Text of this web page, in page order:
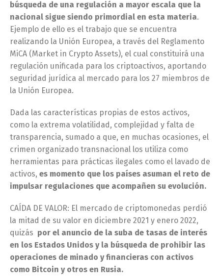
búsqueda de una regulación a mayor escala que la
nacional sigue siendo primordial en esta materia.
Ejemplo de ello es el trabajo que se encuentra
realizando la Unión Europea, a través del Reglamento
MiCA (Market in Crypto Assets), el cual constituirá una
regulación unificada para los criptoactivos, aportando
seguridad jurídica al mercado para los 27 miembros de
la Unión Europea.
Dada las características propias de estos activos,
como la extrema volatilidad, complejidad y falta de
transparencia, sumado a que, en muchas ocasiones, el
crimen organizado transnacional los utiliza como
herramientas para prácticas ilegales como el lavado de
activos, es momento que los países asuman el reto de
impulsar regulaciones que acompañen su evolución.
CAÍDA DE VALOR: El mercado de criptomonedas perdió
la mitad de su valor en diciembre 2021 y enero 2022,
quizás por el anuncio de la suba de tasas de interés
en los Estados Unidos y la búsqueda de prohibir las
operaciones de minado y financieras con activos
como Bitcoin y otros en Rusia.